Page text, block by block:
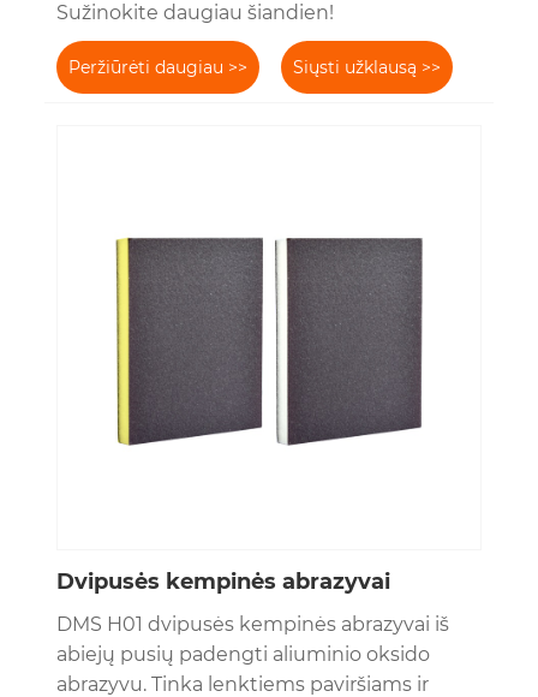
Sužinokite daugiau šiandien!
Peržiūrėti daugiau >> Siųsti užklausą >>
Dvipusės kempinės abrazyvai
DMS H01 dvipusės kempinės abrazyvai iš
abiejų pusių padengti aliuminio oksido
abrazyvu. Tinka lenktiems paviršiams ir